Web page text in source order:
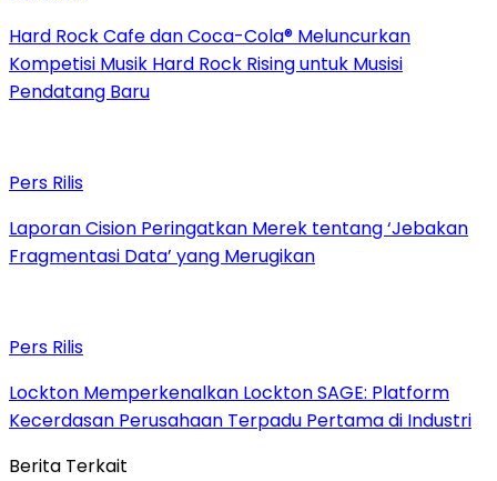
Hard Rock Cafe dan Coca-Cola® Meluncurkan
Kompetisi Musik Hard Rock Rising untuk Musisi
Pendatang Baru
Pers Rilis
Laporan Cision Peringatkan Merek tentang ‘Jebakan
Fragmentasi Data’ yang Merugikan
Pers Rilis
Lockton Memperkenalkan Lockton SAGE: Platform
Kecerdasan Perusahaan Terpadu Pertama di Industri
Berita Terkait